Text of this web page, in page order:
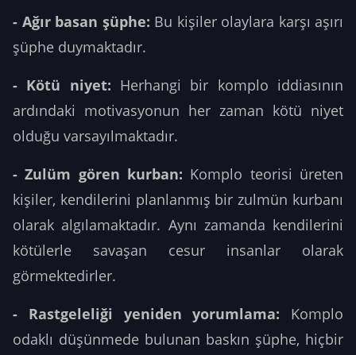
- Ağır basan şüphe: Bu kişiler olaylara karşı aşırı
şüphe duymaktadır.
- Kötü niyet: Herhangi bir komplo iddiasının
ardındaki motivasyonun her zaman kötü niyet
olduğu varsayılmaktadır.
- Zulüm gören kurban: Komplo teorisi üreten
kişiler, kendilerini planlanmış bir zulmün kurbanı
olarak algılamaktadır. Aynı zamanda kendilerini
kötülerle savaşan cesur insanlar olarak
görmektedirler.
- Rastgeleliği yeniden yorumlama: Komplo
odaklı düşünmede bulunan baskın şüphe, hiçbir